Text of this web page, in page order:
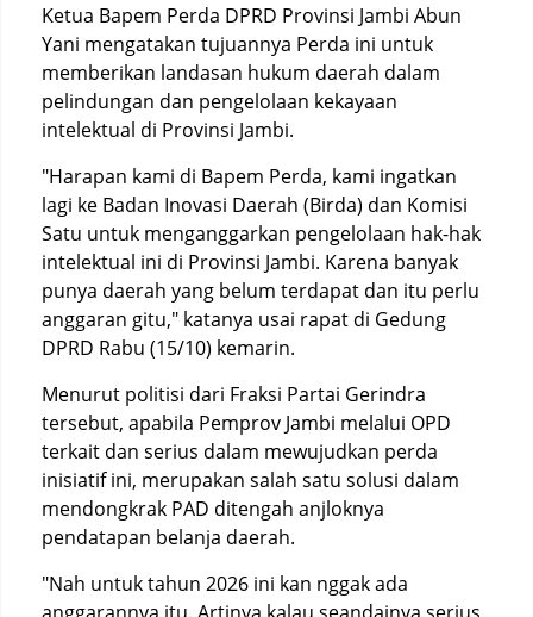
Ketua Bapem Perda DPRD Provinsi Jambi Abun
Yani mengatakan tujuannya Perda ini untuk
memberikan landasan hukum daerah dalam
pelindungan dan pengelolaan kekayaan
intelektual di Provinsi Jambi.
"Harapan kami di Bapem Perda, kami ingatkan
lagi ke Badan Inovasi Daerah (Birda) dan Komisi
Satu untuk menganggarkan pengelolaan hak-hak
intelektual ini di Provinsi Jambi. Karena banyak
punya daerah yang belum terdapat dan itu perlu
anggaran gitu," katanya usai rapat di Gedung
DPRD Rabu (15/10) kemarin.
Menurut politisi dari Fraksi Partai Gerindra
tersebut, apabila Pemprov Jambi melalui OPD
terkait dan serius dalam mewujudkan perda
inisiatif ini, merupakan salah satu solusi dalam
mendongkrak PAD ditengah anjloknya
pendatapan belanja daerah.
"Nah untuk tahun 2026 ini kan nggak ada